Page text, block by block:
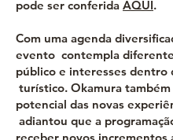
pode ser conferida AQUI.
Com uma agenda
evento contempla
público e interesses dentro
turístico. Okamura
potencial das novas
adiantou que a